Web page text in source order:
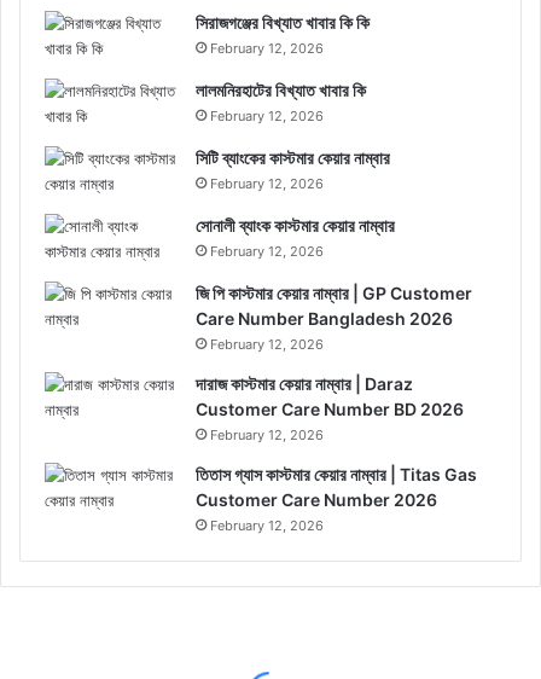
সিরাজগঞ্জের বিখ্যাত খাবার কি কি
February 12, 2026
লালমনিরহাটের বিখ্যাত খাবার কি
February 12, 2026
সিটি ব্যাংকের কাস্টমার কেয়ার নাম্বার
February 12, 2026
সোনালী ব্যাংক কাস্টমার কেয়ার নাম্বার
February 12, 2026
জি পি কাস্টমার কেয়ার নাম্বার | GP Customer
Care Number Bangladesh 2026
February 12, 2026
দারাজ কাস্টমার কেয়ার নাম্বার | Daraz
Customer Care Number BD 2026
February 12, 2026
তিতাস গ্যাস কাস্টমার কেয়ার নাম্বার | Titas Gas
Customer Care Number 2026
February 12, 2026